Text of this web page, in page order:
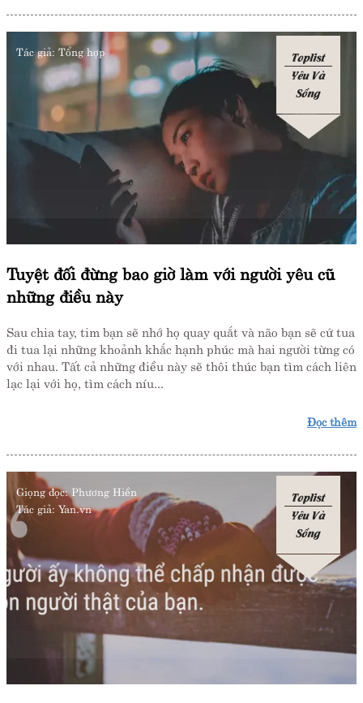
Tác giả: Tổng hợp
Toplist
Yêu Và
Sống
Tuyệt đối đừng bao giờ làm với người yêu cũ
những điều này
Sau chia tay, tim bạn sẽ nhớ họ quay quắt và não bạn sẽ cứ tua
đi tua lại những khoảnh khắc hạnh phúc mà hai người từng có
với nhau. Tất cả những điều này sẽ thôi thúc bạn tìm cách liên
lạc lại với họ, tìm cách níu...
Đọc thêm
Giọng đọc: Phương Hiền
Tác giả: Yan.vn
Toplist
Yêu Và
Sống